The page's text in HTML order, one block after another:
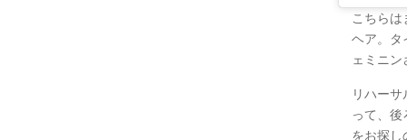
こちら
ヘア。タ
ェミニ
リハー
って、
をお探し